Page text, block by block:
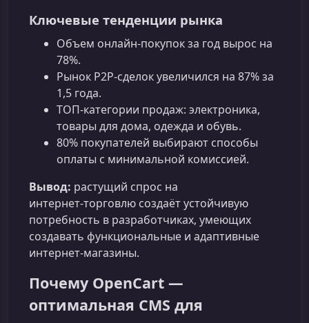
Ключевые тенденции рынка
Объем онлайн-покупок за год вырос на
78%.
Рынок P2P‑сделок увеличился на 87% за
1,5 года.
ТОП‑категории продаж: электроника,
товары для дома, одежда и обувь.
80% покупателей выбирают способы
оплаты с минимальной комиссией.
Вывод: растущий спрос на
интернет‑торговлю создаёт устойчивую
потребность в разработчиках, умеющих
создавать функциональные и адаптивные
интернет‑магазины.
Почему OpenCart —
оптимальная CMS для